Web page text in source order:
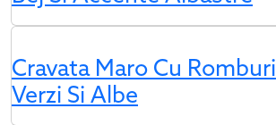
Cravata Maro Cu Romburi
Verzi Si Albe